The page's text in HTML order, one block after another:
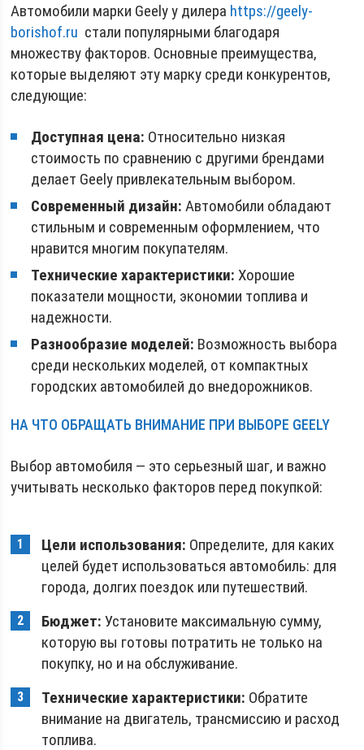
Автомобили марки Geely у дилера https://geely-
borishof.ru стали популярными благодаря
множеству факторов. Основные преимущества,
которые выделяют эту марку среди конкурентов,
следующие:
Доступная цена: Относительно низкая
стоимость по сравнению с другими брендами
делает Geely привлекательным выбором.
Современный дизайн: Автомобили обладают
стильным и современным оформлением, что
нравится многим покупателям.
Технические характеристики: Хорошие
показатели мощности, экономии топлива и
надежности.
Разнообразие моделей: Возможность выбора
среди нескольких моделей, от компактных
городских автомобилей до внедорожников.
НА ЧТО ОБРАЩАТЬ ВНИМАНИЕ ПРИ ВЫБОРЕ GEELY
Выбор автомобиля — это серьезный шаг, и важно
учитывать несколько факторов перед покупкой:
Цели использования: Определите, для каких
целей будет использоваться автомобиль: для
города, долгих поездок или путешествий.
Бюджет: Установите максимальную сумму,
которую вы готовы потратить не только на
покупку, но и на обслуживание.
Технические характеристики: Обратите
внимание на двигатель, трансмиссию и расход
топлива.